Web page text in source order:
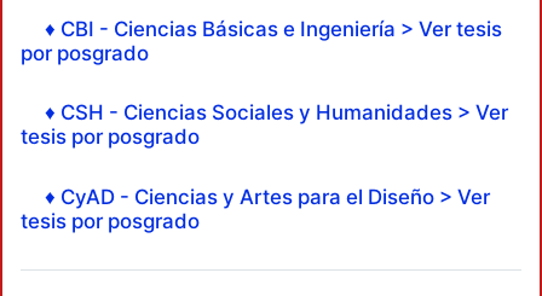
♦ CBI - Ciencias Básicas e Ingeniería > Ver tesis
por posgrado
♦ CSH - Ciencias Sociales y Humanidades > Ver
tesis por posgrado
♦ CyAD - Ciencias y Artes para el Diseño > Ver
tesis por posgrado